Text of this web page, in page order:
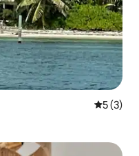
5 (3)